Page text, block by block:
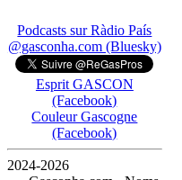
Podcasts sur Ràdio País
@gasconha.com (Bluesky)
Esprit GASCON
(Facebook)
Couleur Gascogne
(Facebook)
2024-2026